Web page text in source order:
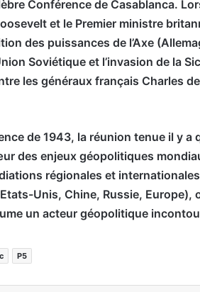
Conférence de Casablanca.
et le Premier ministre
des puissances de l’Axe
Soviétique et l’invasion de la
les généraux français Charles
de 1943, la réunion tenue il y a
des enjeux géopolitiques
régionales et
Unis, Chine, Russie, Europe),
un acteur géopolitique
P5